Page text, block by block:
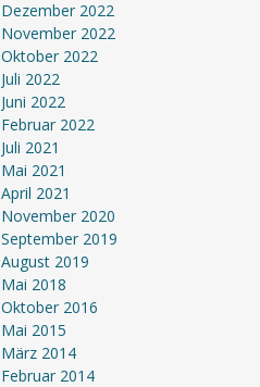
Dezember 2022
November 2022
Oktober 2022
Juli 2022
Juni 2022
Februar 2022
Juli 2021
Mai 2021
April 2021
November 2020
September 2019
August 2019
Mai 2018
Oktober 2016
Mai 2015
März 2014
Februar 2014